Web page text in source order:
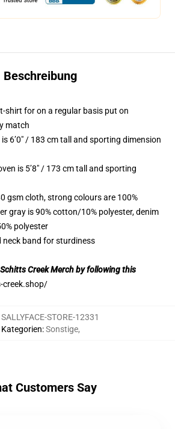
Beschreibung
shirt for on a regular basis put on
match
6’0″ / 183 cm tall and sporting dimension
is 5’8″ / 173 cm tall and sporting
gsm cloth, strong colours are 100%
gray is 90% cotton/10% polyester, denim
polyester
neck band for sturdiness
Creek Merch by following this
creek.shop/
SALLYFACE-STORE-12331
Kategorien:Sonstige,
Customers Say